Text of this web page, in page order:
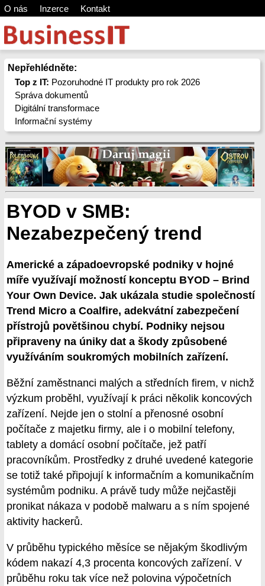
O nás Inzerce Kontakt
Nepřehlédněte:
Top z IT: Pozoruhodné IT produkty pro rok 2026
Správa dokumentů
Digitální transformace
Informační systémy
BYOD v SMB:
Nezabezpečený trend
Americké a západoevropské podniky v hojné
míře využívají možností konceptu BYOD – Brind
Your Own Device. Jak ukázala studie společností
Trend Micro a Coalfire, adekvátní zabezpečení
přístrojů povětšinou chybí. Podniky nejsou
připraveny na úniky dat a škody způsobené
využíváním soukromých mobilních zařízení.
Běžní zaměstnanci malých a středních firem, v nichž
výzkum proběhl, využívají k práci několik koncových
zařízení. Nejde jen o stolní a přenosné osobní
počítače z majetku firmy, ale i o mobilní telefony,
tablety a domácí osobní počítače, jež patří
pracovníkům. Prostředky z druhé uvedené kategorie
se totiž také připojují k informačním a komunikačním
systémům podniku. A právě tudy může nejčastěji
pronikat nákaza v podobě malwaru a s ním spojené
aktivity hackerů.
V průběhu typického měsíce se nějakým škodlivým
kódem nakazí 4,3 procenta koncových zařízení. V
průběhu roku tak více než polovina výpočetních